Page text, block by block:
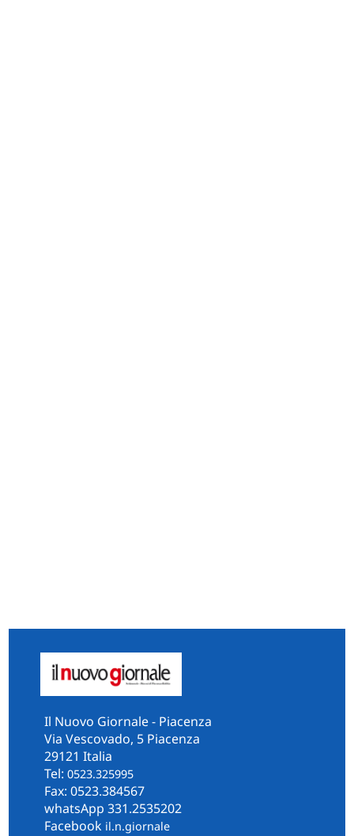
Il Nuovo Giornale - Piacenza
Via Vescovado, 5 Piacenza
29121 Italia
Tel: 0523.325995
Fax: 0523.384567
whatsApp 331.2535202
Facebook il.n.giornale